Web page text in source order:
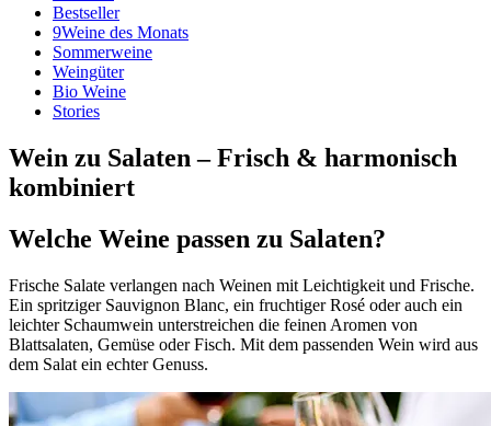
Bestseller
9Weine des Monats
Sommerweine
Weingüter
Bio Weine
Stories
Wein zu Salaten – Frisch & harmonisch
kombiniert
Welche Weine passen zu Salaten?
Frische Salate verlangen nach Weinen mit Leichtigkeit und Frische.
Ein spritziger Sauvignon Blanc, ein fruchtiger Rosé oder auch ein
leichter Schaumwein unterstreichen die feinen Aromen von
Blattsalaten, Gemüse oder Fisch. Mit dem passenden Wein wird aus
dem Salat ein echter Genuss.